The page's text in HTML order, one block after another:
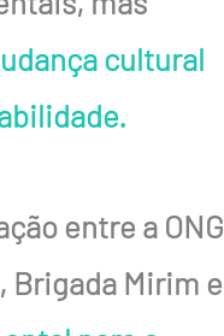
cultural
entre a ONG
Brigada Mirim e